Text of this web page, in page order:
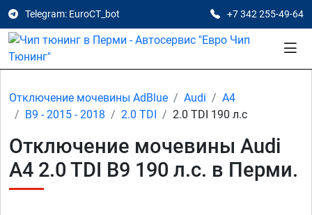
Telegram: EuroCT_bot +7 342 255-49-64
Отключение мочевины AdBlue Audi
A4
B9 - 2015 - 2018
2.0 TDI 2.0 TDI 190 л.с
Отключение мочевины Audi
A4 2.0 TDI B9 190 л.с. в Перми.